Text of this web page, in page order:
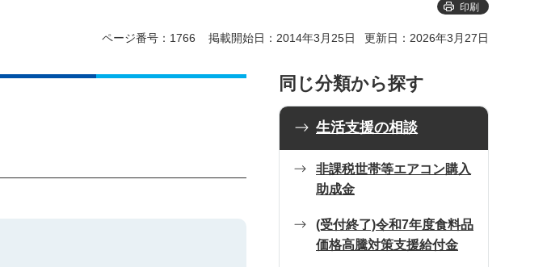
印刷
ページ番号：1766 掲載開始日：2014年3月25日 更新日：2026年3月27日
同じ分類から探す
生活支援の相談
非課税世帯等エアコン購入
助成金
(受付終了)令和7年度食料品
価格高騰対策支援給付金